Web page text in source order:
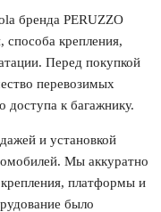
бренда PERUZZO
способа крепления,
Перед покупкой
перевозимых
доступа к багажнику.
и установкой
Мы аккуратно
платформы и
было